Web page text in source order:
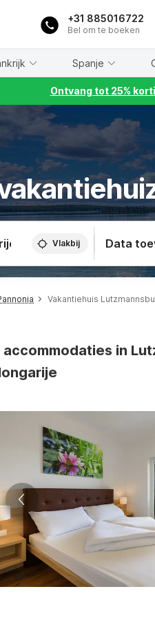
+31 885016722
Bel om te boeken
Spanje
Ontvang tot 25%
Vlakbij Data
Vakantiehuis
accommodaties in